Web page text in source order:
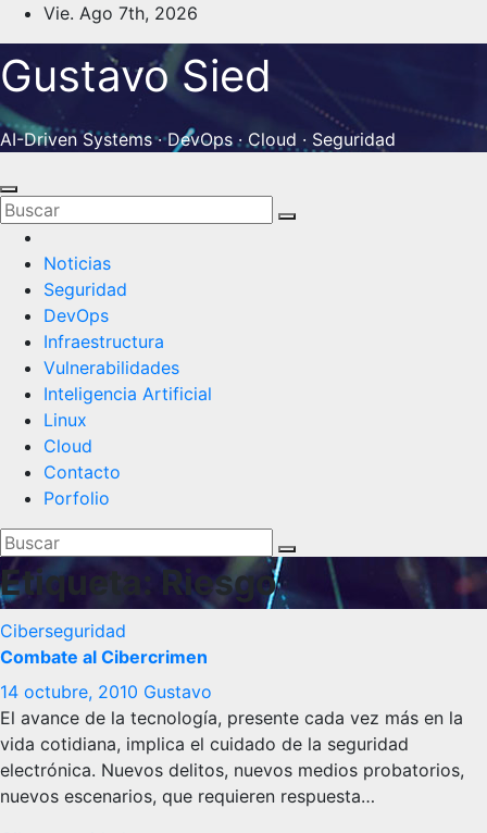
Saltar
al
contenido
Vie. Ago 7th, 2026
Gustavo Sied
AI-Driven Systems · DevOps · Cloud · Seguridad
Noticias
Seguridad
DevOps
Infraestructura
Vulnerabilidades
Inteligencia Artificial
Linux
Cloud
Contacto
Porfolio
Etiqueta: Riesgo
Ciberseguridad
Combate al Cibercrimen
14 octubre, 2010 Gustavo
El avance de la tecnología, presente cada vez más en la
vida cotidiana, implica el cuidado de la seguridad
electrónica. Nuevos delitos, nuevos medios probatorios,
nuevos escenarios, que requieren respuesta…